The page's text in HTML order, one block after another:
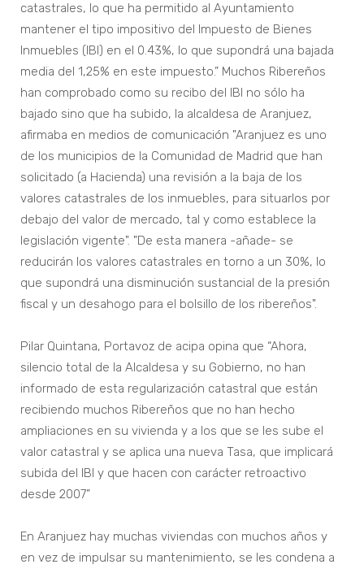
catastrales, lo que ha permitido al Ayuntamiento
mantener el tipo impositivo del Impuesto de Bienes
Inmuebles (IBI) en el 0.43%, lo que supondrá una bajada
media del 1,25% en este impuesto.” Muchos Ribereños
han comprobado como su recibo del IBI no sólo ha
bajado sino que ha subido, la alcaldesa de Aranjuez,
afirmaba en medios de comunicación "Aranjuez es uno
de los municipios de la Comunidad de Madrid que han
solicitado (a Hacienda) una revisión a la baja de los
valores catastrales de los inmuebles, para situarlos por
debajo del valor de mercado, tal y como establece la
legislación vigente". "De esta manera -añade- se
reducirán los valores catastrales en torno a un 30%, lo
que supondrá una disminución sustancial de la presión
fiscal y un desahogo para el bolsillo de los ribereños".
Pilar Quintana, Portavoz de acipa opina que “Ahora,
silencio total de la Alcaldesa y su Gobierno, no han
informado de esta regularización catastral que están
recibiendo muchos Ribereños que no han hecho
ampliaciones en su vivienda y a los que se les sube el
valor catastral y se aplica una nueva Tasa, que implicará
subida del IBI y que hacen con carácter retroactivo
desde 2007”
En Aranjuez hay muchas viviendas con muchos años y
en vez de impulsar su mantenimiento, se les condena a